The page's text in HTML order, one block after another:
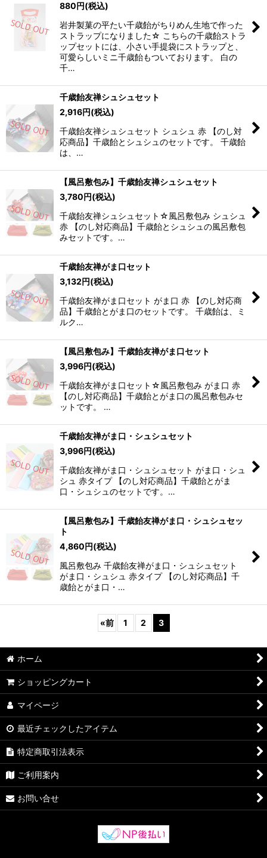
880円(税込)
岩井製菓の平たい千歳飴がちりめん生地で作った
ストラップになりました☆ こちらの千歳飴ストラ
ップセットには、小さい手提袋にストラップと、
可愛らしいミニ千歳飴もついております。 白の
千…
千歳飴友禅シュシュセット
2,916円(税込)
千歳飴友禅シュシュセット シュシュ 赤 【のし対
応商品】千歳飴とシュシュのセットです。 千歳飴
は、…
【風呂敷包み】千歳飴友禅シュシュセット
3,780円(税込)
千歳飴友禅シュシュセット☆風呂敷包み シュシュ
赤 【のし対応商品】千歳飴とシュシュの風呂敷包
みセットです。…
千歳飴友禅がま口セット
3,132円(税込)
千歳飴友禅がま口セット がま口 赤 【のし対応商
品】千歳飴とがま口のセットです。 千歳飴は、ミ
ルク…
【風呂敷包み】千歳飴友禅がま口セット
3,996円(税込)
千歳飴友禅がま口セット☆風呂敷包み がま口 赤
【のし対応商品】千歳飴とがま口の風呂敷包みセ
ットです。 …
千歳飴友禅がま口・シュシュセット
3,996円(税込)
千歳飴友禅がま口・シュシュセット がま口・シュ
シュ 赤タイプ 【のし対応商品】千歳飴とがま
口・シュシュのセットです。…
【風呂敷包み】千歳飴友禅がま口・シュシュセッ
ト
4,860円(税込)
風呂敷包み 千歳飴友禅がま口・シュシュセット
がま口・シュシュ 赤タイプ 【のし対応商品】千
歳飴とがま口・…
«前 1 2 3
ホーム
ショッピングカート
マイページ
最近チェックしたアイテム
特定商取引法表示
ご利用案内
お問い合せ